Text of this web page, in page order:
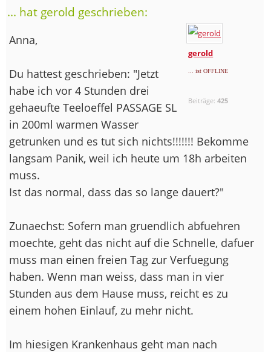
... hat gerold geschrieben:
gerold
... ist OFFLINE
Beiträge:425
Anna,
Du hattest geschrieben: "Jetzt
habe ich vor 4 Stunden drei
gehaeufte Teeloeffel PASSAGE SL
in 200ml warmen Wasser
getrunken und es tut sich nichts!!!!!!! Bekomme
langsam Panik, weil ich heute um 18h arbeiten
muss.
Ist das normal, dass das so lange dauert?"
Zunaechst: Sofern man gruendlich abfuehren
moechte, geht das nicht auf die Schnelle, dafuer
muss man einen freien Tag zur Verfuegung
haben. Wenn man weiss, dass man in vier
Stunden aus dem Hause muss, reicht es zu
einem hohen Einlauf, zu mehr nicht.
Im hiesigen Krankenhaus geht man nach